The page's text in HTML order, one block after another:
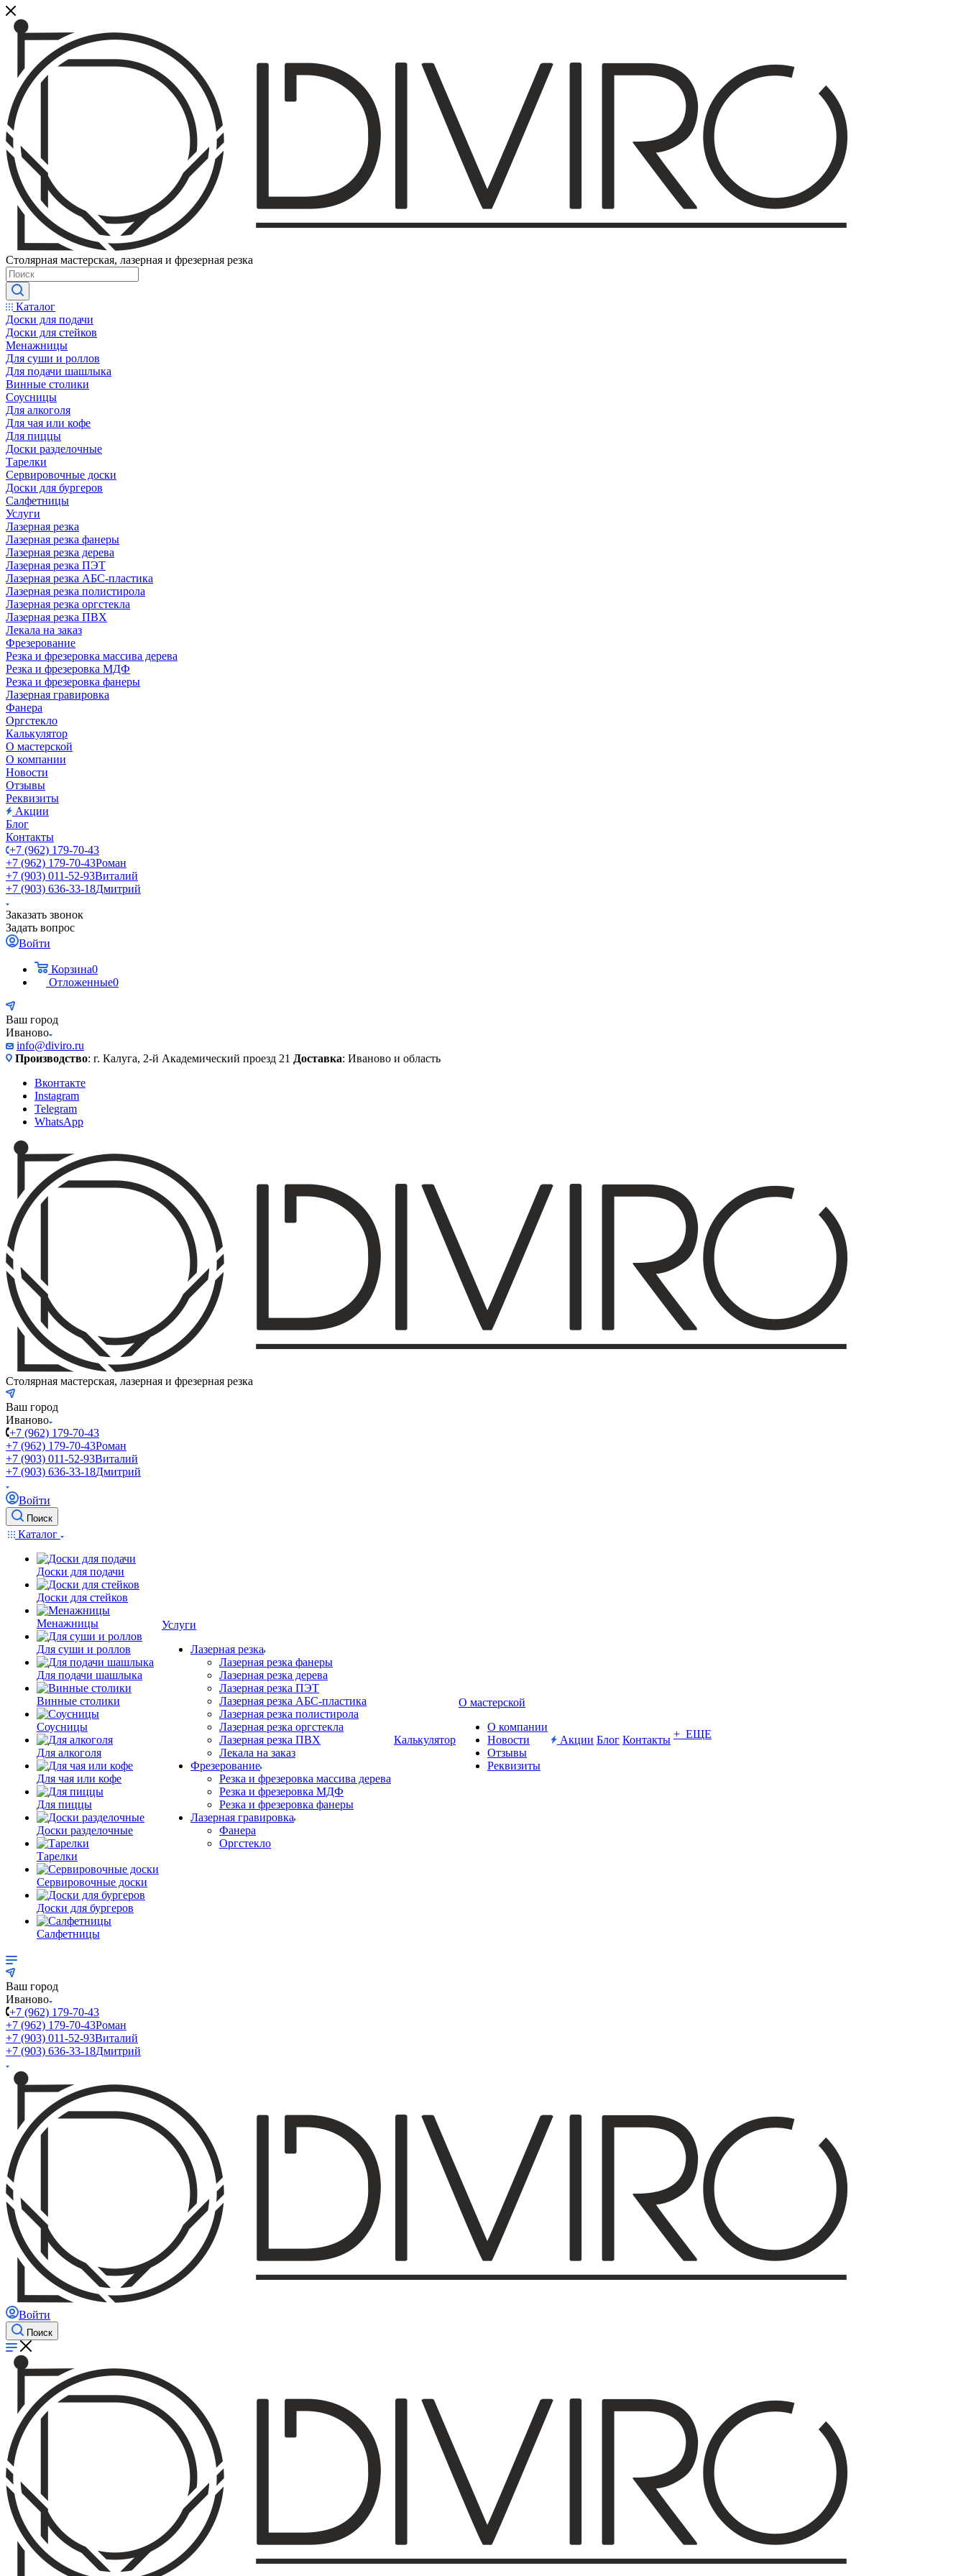
Столярная мастерская, лазерная и фрезерная резка
Каталог
Доски для подачи
Доски для стейков
Менажницы
Для суши и роллов
Для подачи шашлыка
Винные столики
Соусницы
Для алкоголя
Для чая или кофе
Для пиццы
Доски разделочные
Тарелки
Сервировочные доски
Доски для бургеров
Салфетницы
Услуги
Лазерная резка
Лазерная резка фанеры
Лазерная резка дерева
Лазерная резка ПЭТ
Лазерная резка АБС-пластика
Лазерная резка полистирола
Лазерная резка оргстекла
Лазерная резка ПВХ
Лекала на заказ
Фрезерование
Резка и фрезеровка массива дерева
Резка и фрезеровка МДФ
Резка и фрезеровка фанеры
Лазерная гравировка
Фанера
Орг­стек­ло
Калькулятор
О мастерской
О компании
Новости
Отзывы
Реквизиты
Акции
Блог
Контакты
+7 (962) 179-70-43
+7 (962) 179-70-43Роман
+7 (903) 011-52-93Виталий
+7 (903) 636-33-18Дмитрий
Заказать звонок
Задать вопрос
Войти
Корзина0
Отложенные0
Ваш город
Иваново
info@diviro.ru
Производство: г. Калуга, 2-й Академический проезд 21 Доставка: Иваново и область
Вконтакте
Instagram
Telegram
WhatsApp
Столярная мастерская, лазерная и фрезерная резка
Ваш город
Иваново
+7 (962) 179-70-43
+7 (962) 179-70-43Роман
+7 (903) 011-52-93Виталий
+7 (903) 636-33-18Дмитрий
Войти
Поиск
Каталог
Доски для подачи
Доски для стейков
Менажницы
Для суши и роллов
Для подачи шашлыка
Винные столики
Соусницы
Для алкоголя
Для чая или кофе
Для пиццы
Доски разделочные
Тарелки
Сервировочные доски
Доски для бургеров
Салфетницы
Услуги
Лазерная резка
Лазерная резка фанеры
Лазерная резка дерева
Лазерная резка ПЭТ
Лазерная резка АБС-пластика
Лазерная резка полистирола
Лазерная резка оргстекла
Лазерная резка ПВХ
Лекала на заказ
Фрезерование
Резка и фрезеровка массива дерева
Резка и фрезеровка МДФ
Резка и фрезеровка фанеры
Лазерная гравировка
Фанера
Орг­стек­ло
Калькулятор
О мастерской
О компании
Новости
Отзывы
Реквизиты
Акции Блог Контакты + ЕЩЕ
Ваш город
Иваново
+7 (962) 179-70-43
+7 (962) 179-70-43Роман
+7 (903) 011-52-93Виталий
+7 (903) 636-33-18Дмитрий
Войти
Поиск